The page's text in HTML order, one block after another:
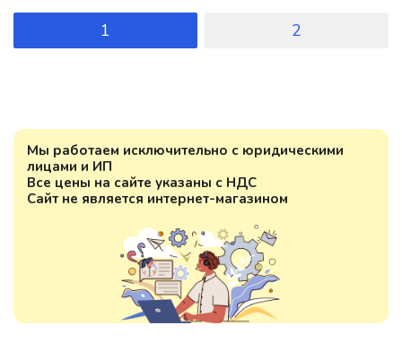
Мы работаем исключительно с юридическими
лицами и ИП
Все цены на сайте указаны с НДС
Сайт не является интернет-магазином
1 2